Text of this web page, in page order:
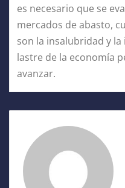
es necesario que se
mercados de abasto,
son la insalubridad y
lastre de la economía
avanzar.